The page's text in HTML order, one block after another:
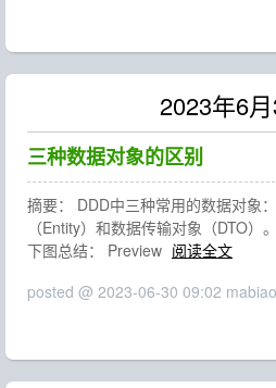
2023年6
三种数据对象的区别
摘要： DDD中三种常用的数据对象
（Entity）和数据传输对象（DTO）
下图总结： Preview 阅读全文
posted @ 2023-06-30 09:02